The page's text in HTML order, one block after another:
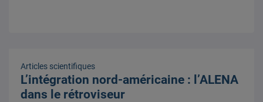
Articles scientifiques
L’intégration nord-américaine : l’ALENA
dans le rétroviseur